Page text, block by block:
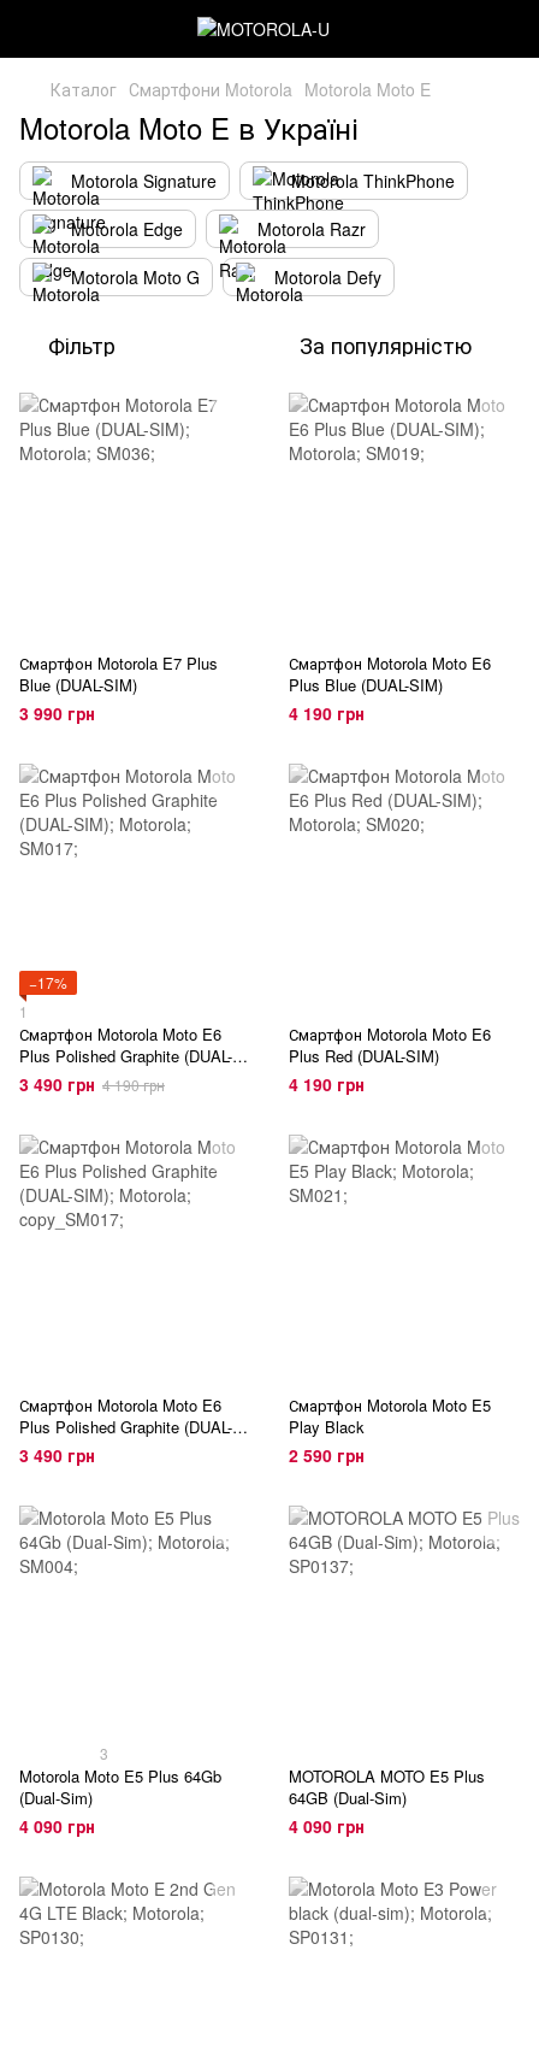
Каталог Смартфони Motorola Motorola Moto E
Motorola Moto E в Україні
Motorola Signature
Motorola ThinkPhone
Motorola Edge
Motorola Razr
Motorola Moto G
Motorola Defy
Фільтр За популярністю
Смартфон Motorola E7 Plus
Blue (DUAL-SIM)
3 990 грн
Смартфон Motorola Moto E6
Plus Blue (DUAL-SIM)
4 190 грн
−17%
1
Смартфон Motorola Moto E6
Plus Polished Graphite (DUAL-
SIM)
3 490 грн 4 190 грн
Смартфон Motorola Moto E6
Plus Red (DUAL-SIM)
4 190 грн
Смартфон Motorola Moto E6
Plus Polished Graphite (DUAL-
SIM)
3 490 грн
Смартфон Motorola Moto E5
Play Black
2 590 грн
3
Motorola Moto E5 Plus 64Gb
(Dual-Sim)
4 090 грн
MOTOROLA MOTO E5 Plus
64GB (Dual-Sim)
4 090 грн